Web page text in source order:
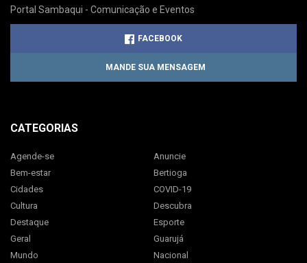
Portal Sambaqui - Comunicação e Eventos
FACEBOOK
MANDE SUA MENSAGEM
CATEGORIAS
Agende-se
Anuncie
Bem-estar
Bertioga
Cidades
COVID-19
Cultura
Descubra
Destaque
Esporte
Geral
Guarujá
Mundo
Nacional